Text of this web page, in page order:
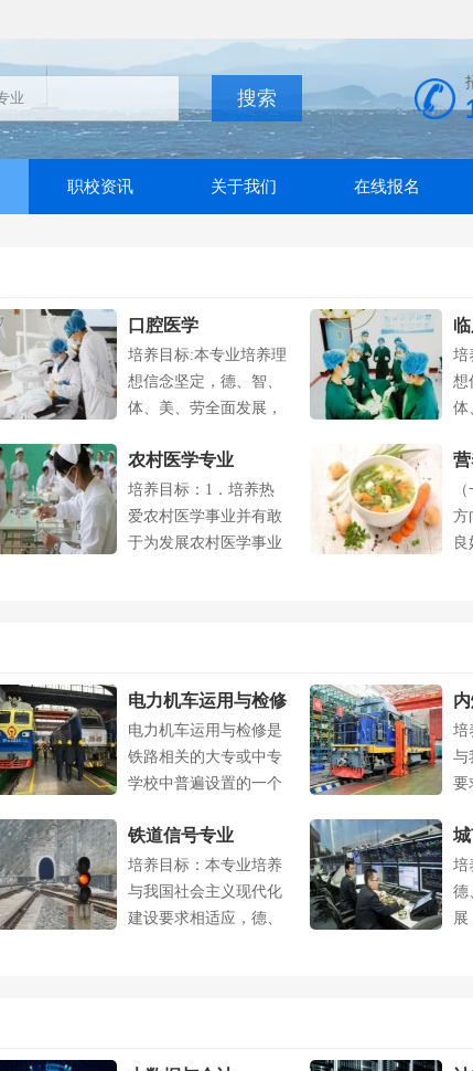
职校资讯 关于我们 在线报名
口腔医学
培养目标:本专业培养理
想信念坚定，德、智、
体、美、劳全面发展，
培
想
体
农村医学专业
培养目标：1．培养热
爱农村医学事业并有敢
于为发展农村医学事业
方
电力机车运用与检修
专业
电力机车运用与检修是
铁路相关的大专或中专
学校中普遍设置的一个
培
与
要
铁道信号专业
培养目标：本专业培养
与我国社会主义现代化
建设要求相适应，德、
培
德
展